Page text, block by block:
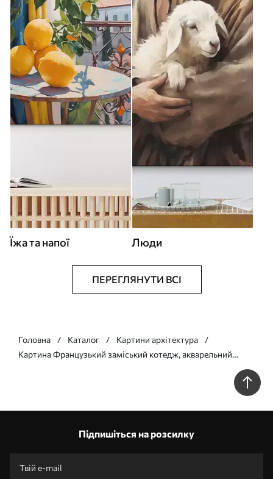
Їжа та напої Люди
ПЕРЕГЛЯНУТИ ВСІ
Головна Каталог
Картини архітектура
Картина Французький заміський котедж, акварельний
Підпишіться на розсилку